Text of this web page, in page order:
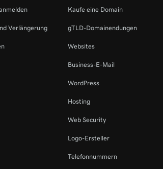
Verlängerung
Kaufe eine Domain
gTLD-Domainendungen
Websites
Business-E-Mail
WordPress
Hosting
Web Security
Logo-Ersteller
Telefonnummern